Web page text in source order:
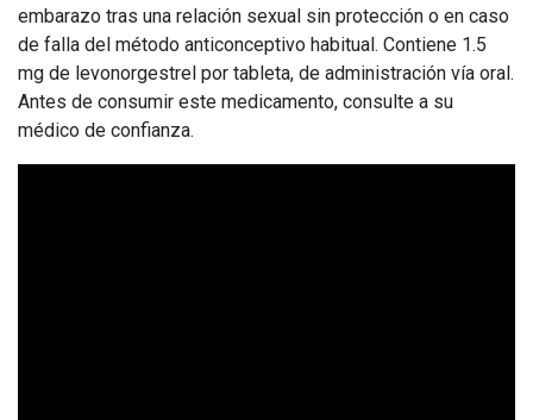
embarazo tras una relación sexual sin protección o en caso
de falla del método anticonceptivo habitual. Contiene 1.5
mg de levonorgestrel por tableta, de administración vía oral.
Antes de consumir este medicamento, consulte a su
médico de confianza.